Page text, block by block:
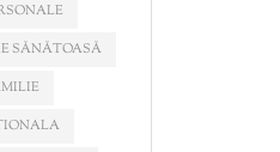
SĂNĂTOASĂ